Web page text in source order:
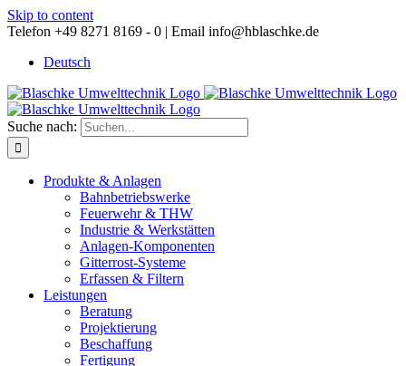
Skip to content
Telefon +49 8271 8169 - 0 | Email info@hblaschke.de
Deutsch
Suche nach:
Produkte & Anlagen
Bahnbetriebswerke
Feuerwehr & THW
Industrie & Werkstätten
Anlagen-Komponenten
Gitterrost-Systeme
Erfassen & Filtern
Leistungen
Beratung
Projektierung
Beschaffung
Fertigung